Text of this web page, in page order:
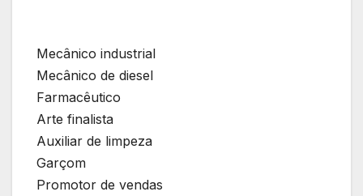
Mecânico industrial
Mecânico de diesel
Farmacêutico
Arte finalista
Auxiliar de limpeza
Garçom
Promotor de vendas